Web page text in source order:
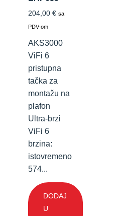
204,00 € sa
PDV-om
AKS3000
ViFi 6
pristupna
tačka za
montažu na
plafon
Ultra-brzi
ViFi 6
brzina:
istovremeno
574...
DODAJ
U